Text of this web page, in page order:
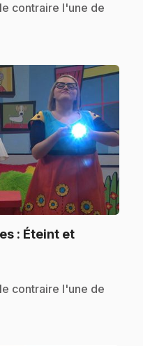
contraire l'une de
: Éteint et
contraire l'une de